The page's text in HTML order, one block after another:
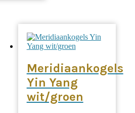
Meridiaankogels
Yin Yang
wit/groen